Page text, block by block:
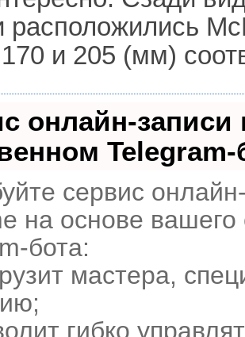
расположились
и 205 (мм)
онлайн-записи
Telegram-
сервис
на основе вашего
бота:
мастера,
гибко